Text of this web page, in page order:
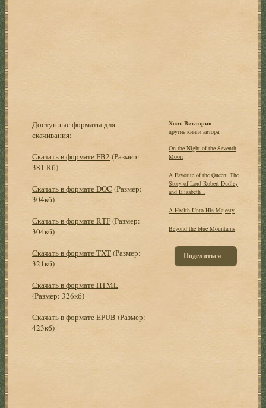
Доступные форматы для
скачивания:
Скачать в формате FB2 (Размер:
381 Кб)
Скачать в формате DOC (Размер:
304кб)
Скачать в формате RTF(Размер:
304кб)
Скачать в формате TXT(Размер:
321кб)
Скачать в формате HTML
(Размер: 326кб)
Скачать в формате EPUB (Размер:
423кб)
Холт Виктория
другие книги автора:
On the Night of the Seventh
Moon
A Favorite of the Queen: The
Story of Lord Robert Dudley
and Elizabeth 1
A Health Unto His Majesty
Beyond the blue Mountains
Поделиться